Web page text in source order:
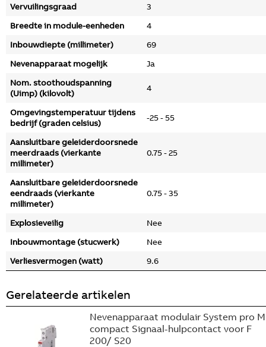
Vervuilingsgraad
3
Breedte in module-eenheden
4
Inbouwdiepte (millimeter)
69
Nevenapparaat mogelijk
Ja
Nom. stoothoudspanning
(Uimp) (kilovolt)
4
Omgevingstemperatuur tijdens
bedrijf (graden celsius)
-25 - 55
Aansluitbare geleiderdoorsnede
meerdraads (vierkante
millimeter)
0.75 - 25
Aansluitbare geleiderdoorsnede
eendraads (vierkante
millimeter)
0.75 - 35
Explosieveilig
Nee
Inbouwmontage (stucwerk)
Nee
Verliesvermogen (watt)
9.6
Gerelateerde artikelen
Nevenapparaat modulair System pro M
compact Signaal-hulpcontact voor F
200/ S20